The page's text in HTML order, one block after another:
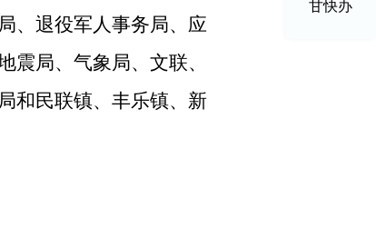
甘快办
、退役军人事务局、应
震局、气象局、文联、
和民联镇、丰乐镇、新